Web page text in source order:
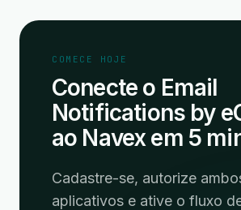
COMECE HOJE
Conecte o Email
Notifications by
ao Navex em 5
Cadastre-se, autorize
aplicativos e ative o fluxo